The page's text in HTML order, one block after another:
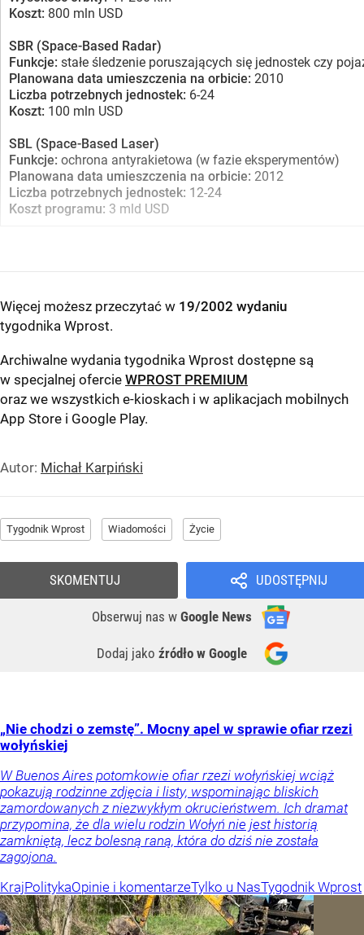
Koszt: 800 mln USD
SBR (Space-Based Radar)
Funkcje: stałe śledzenie poruszających się jednostek czy
Planowana data umieszczenia na orbicie: 2010
Liczba potrzebnych jednostek: 6-24
Koszt: 100 mln USD
SBL (Space-Based Laser)
Funkcje: ochrona antyrakietowa (w fazie eksperymentów)
Planowana data umieszczenia na orbicie: 2012
Liczba potrzebnych jednostek: 12-24
Koszt programu: 3 mld USD
Więcej możesz przeczytać w 19/2002 wydaniu
tygodnika Wprost.
Archiwalne wydania tygodnika Wprost dostępne są
w specjalnej ofercie WPROST PREMIUM
oraz we wszystkich e-kioskach i w aplikacjach mobilnych
App Store i Google Play.
Autor: Michał Karpiński
Tygodnik Wprost Wiadomości Życie
UDOSTĘPNIJ
Obserwuj nas w Google News
Dodaj jako źródło w Google
SKOMENTUJ
„Nie chodzi o zemstę”. Mocny apel w sprawie ofiar rzezi
wołyńskiej
W Buenos Aires potomkowie ofiar rzezi wołyńskiej wciąż
pokazują rodzinne zdjęcia i listy, wspominając bliskich
zamordowanych z niezwykłym okrucieństwem. Ich dramat
przypomina, że dla wielu rodzin Wołyń nie jest historią
zamkniętą, lecz bolesną raną, która do dziś nie została
zagojona.
KrajPolitykaOpinie i komentarzeTylko u NasTygodnik Wprost